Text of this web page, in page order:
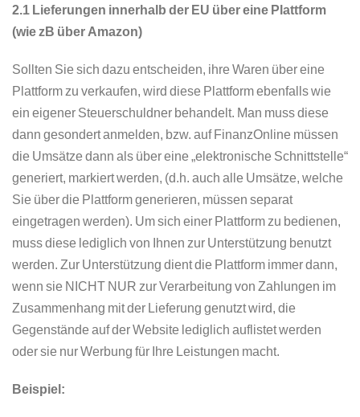
2.1 Lieferungen innerhalb der EU über eine Plattform
(wie zB über Amazon)
Sollten Sie sich dazu entscheiden, ihre Waren über eine
Plattform zu verkaufen, wird diese Plattform ebenfalls wie
ein eigener Steuerschuldner behandelt. Man muss diese
dann gesondert anmelden, bzw. auf FinanzOnline müssen
die Umsätze dann als über eine „elektronische Schnittstelle“
generiert, markiert werden, (d.h. auch alle Umsätze, welche
Sie über die Plattform generieren, müssen separat
eingetragen werden). Um sich einer Plattform zu bedienen,
muss diese lediglich von Ihnen zur Unterstützung benutzt
werden. Zur Unterstützung dient die Plattform immer dann,
wenn sie NICHT NUR zur Verarbeitung von Zahlungen im
Zusammenhang mit der Lieferung genutzt wird, die
Gegenstände auf der Website lediglich auflistet werden
oder sie nur Werbung für Ihre Leistungen macht.
Beispiel: